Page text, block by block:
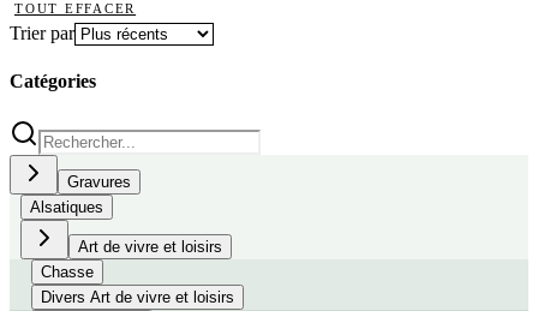
TOUT EFFACER
Trier par
Catégories
Gravures
Alsatiques
Art de vivre et loisirs
Chasse
Divers Art de vivre et loisirs